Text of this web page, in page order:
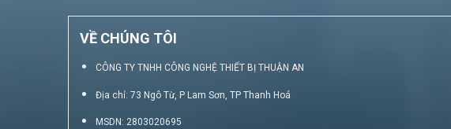
VỀ CHÚNG TÔI
CÔNG TY TNHH CÔNG NGHỆ THIẾT BỊ THUẬN AN
Địa chỉ: 73 Ngô Từ, P Lam Sơn, TP Thanh Hoá
MSDN: 2803020695